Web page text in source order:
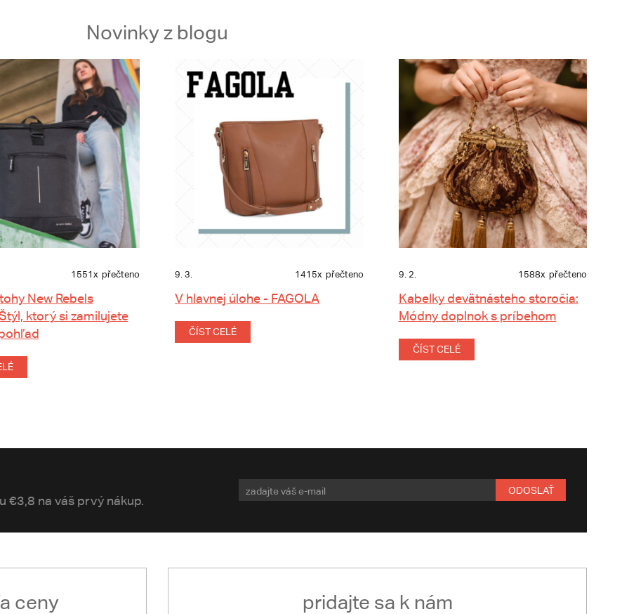
Novinky z blogu
1551x přečteno
New Rebels
ktorý si zamilujete
9. 3. 1415x přečteno
V hlavnej úlohe - FAGOLA
ČÍST CELÉ
9. 2. 1588x přečteno
Kabelky devätnásteho storočia:
Módny doplnok s príbehom
ČÍST CELÉ
€3,8 na váš prvý nákup.
ODOSLAŤ
ceny pridajte sa k nám